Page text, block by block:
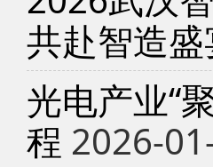
共赴智造盛
光电产业“
程 2026-